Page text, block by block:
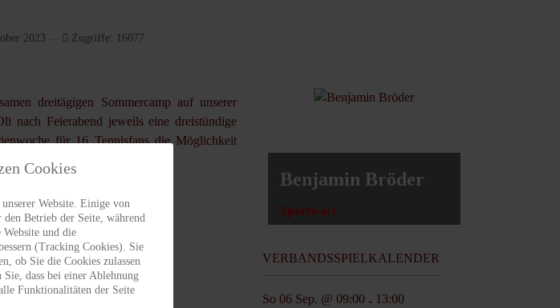
2023 Zugriffe: 16077
dreitägigen Sommercamp auf unserer
nach Feierabend jeweils eine dreistündige
für 16 Tennisfans die Möglichkeit
Kondition zu verbessern.
Benjamin Bröder
Sportwart
VERBANDSSPIELKALENDER
So 06 Sep. @ 09:00 - 13:00
Cookies
Website. Einige von
Betrieb der Seite, während
Website und die
(Tracking Cookies). Sie
ob Sie die Cookies zulassen
dass bei einer Ablehnung
Funktionalitäten der Seite